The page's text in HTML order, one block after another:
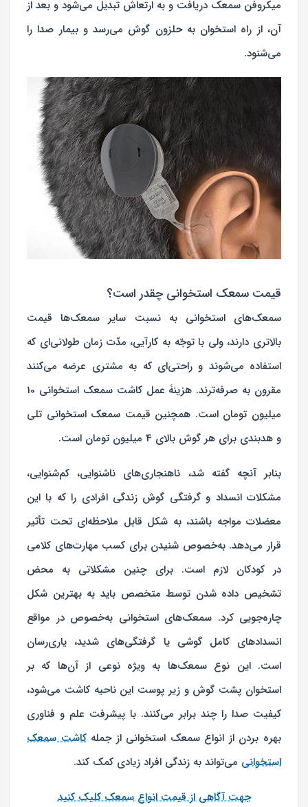
میکروفن سمعک دریافت و به ارتعاش تبدیل می‌شود و بعد از
آن، از راه استخوان به حلزون گوش می‌رسد و بیمار صدا را
می‌شنود.
قیمت سمعک استخوانی چقدر است؟
سمعک‌های استخوانی به نسبت سایر سمعک‌ها قیمت
بالاتری دارند، ولی با توجّه به کارآیی‌، مدّت زمان طولانی‌ای که
استفاده می‌شوند و راحتی‌ای که به مشتری عرضه می‌کنند
مقرون به صرفه‌ترند.
هزینۀ عمل کاشت سمعک استخوانی 10
میلیون تومان است. همچنین قیمت سمعک استخوانی تلی
و هدبندی برای هر گوش بالای 4 میلیون تومان است.
بنابر آنچه گفته شد، ناهنجاری‌های ناشنوایی، کم‌شنوایی،
مشکلات انسداد و گرفتگی گوش زندگی افرادی را که با این
معضلات مواجه باشند، به شکل قابل ملاحظه‌ای تحت تأثیر
قرار می‌دهد. به‌خصوص شنیدن برای کسب مهارت‌های کلامی
در کودکان لازم است. برای چنین مشکلاتی به محض
تشخیص داده شدن توسط متخصص باید به بهترین شکل
چاره‌جویی کرد. سمعک‌های استخوانی به‌خصوص در مواقع
انسدادهای کامل گوشی یا گرفتگی‌های شدید، یاری‌رسان
است. این نوع سمعک‌ها به ویژه نوعی از آن‌ها که بر
استخوان پشت گوش و زیر پوست این ناحیه کاشت می‌شود،
کیفیت صدا را چند برابر می‌کنند. با پیشرفت علم و فناوری
بهره بردن از انواع سمعک استخوانی از جملهکاشت سمعک
استخوانی می‌تواند به زندگی افراد زیادی کمک کند.
جهت آگاهی از قیمت انواع سمعک کلیک کنید